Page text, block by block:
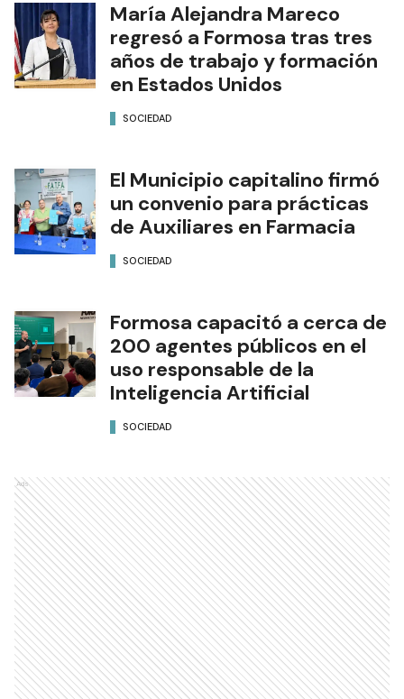
María Alejandra Mareco
regresó a Formosa tras tres
años de trabajo y formación
en Estados Unidos
SOCIEDAD
El Municipio capitalino firmó
un convenio para prácticas
de Auxiliares en Farmacia
SOCIEDAD
Formosa capacitó a cerca de
200 agentes públicos en el
uso responsable de la
Inteligencia Artificial
SOCIEDAD
Ads